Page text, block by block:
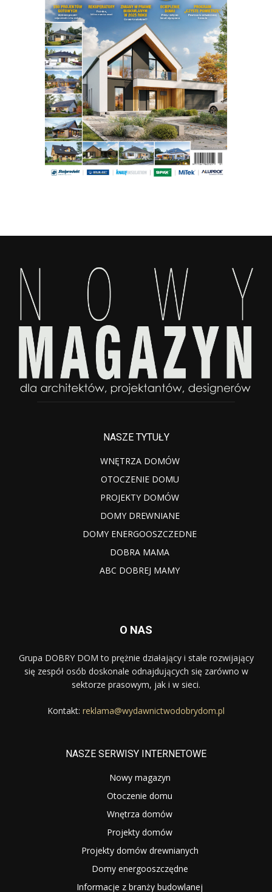
NASZE TYTUŁY
WNĘTRZA DOMÓW
OTOCZENIE DOMU
PROJEKTY DOMÓW
DOMY DREWNIANE
DOMY ENERGOOSZCZEDNE
DOBRA MAMA
ABC DOBREJ MAMY
O NAS
Grupa DOBRY DOM to prężnie działający i stale rozwijający
się zespół osób doskonale odnajdujących się zarówno w
sektorze prasowym, jak i w sieci.
Kontakt: reklama@wydawnictwodobrydom.pl
NASZE SERWISY INTERNETOWE
Nowy magazyn
Otoczenie domu
Wnętrza domów
Projekty domów
Projekty domów drewnianych
Domy energooszczędne
Informacje z branży budowlanej